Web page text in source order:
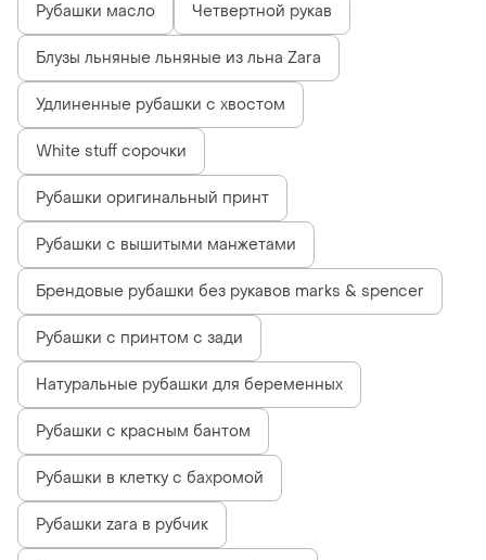
Рубашки масло Четвертной рукав
Блузы льняные льняные из льна Zara
Удлиненные рубашки с хвостом
White stuff сорочки
Рубашки оригинальный принт
Рубашки с вышитыми манжетами
Брендовые рубашки без рукавов marks & spencer
Рубашки с принтом с зади
Натуральные рубашки для беременных
Рубашки с красным бантом
Рубашки в клетку с бахромой
Рубашки zara в рубчик